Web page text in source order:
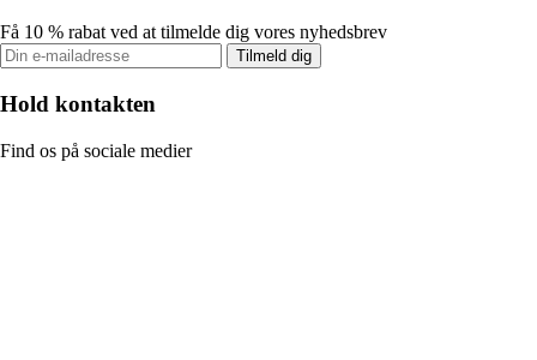
Få 10 % rabat ved at tilmelde dig vores nyhedsbrev
Tilmeld dig
Hold kontakten
Find os på sociale medier